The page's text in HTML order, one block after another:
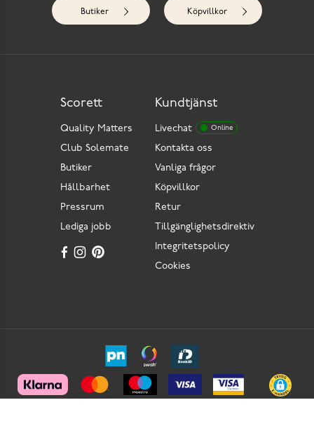
Butiker Köpvillkor
Kundtjänst
Livechat Online
Kontakta oss
Vanliga frågor
Köpvillkor
Retur
Tillgänglighetsdirektiv
Integritetspolicy
Cookies
Scorett
Quality Matters
Club Solemate
Butiker
Hållbarhet
Pressrum
Lediga jobb